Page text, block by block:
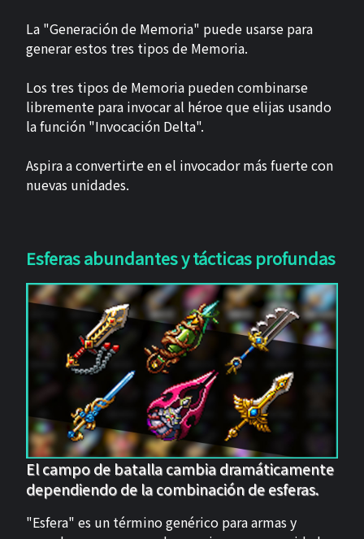
La "Generación de Memoria" puede usarse para
generar estos tres tipos de Memoria.
Los tres tipos de Memoria pueden combinarse
libremente para invocar al héroe que elijas usando
la función "Invocación Delta".
Aspira a convertirte en el invocador más fuerte con
nuevas unidades.
Esferas abundantes y tácticas profundas
El campo de batalla cambia dramáticamente
dependiendo de la combinación de esferas.
"Esfera" es un término genérico para armas y